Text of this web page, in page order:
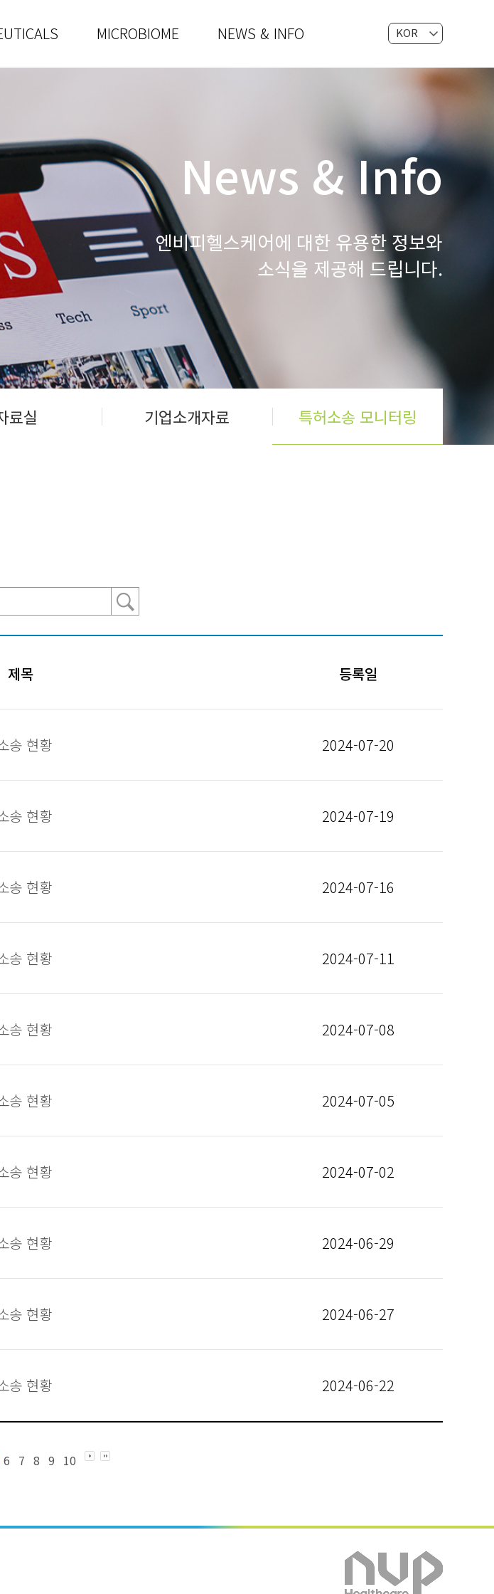
MICROBIOME NEWS & INFO
KOR
News & Info
엔비피헬스케어에 대한 유용한 정보와
소식을 제공해 드립니다.
료실 기업소개자료 특허소송 모니터링
제목 등록일
송 현황 2024-07-20
송 현황 2024-07-19
송 현황 2024-07-16
송 현황 2024-07-11
송 현황 2024-07-08
송 현황 2024-07-05
송 현황 2024-07-02
송 현황 2024-06-29
송 현황 2024-06-27
송 현황 2024-06-22
6 7 8 9 10